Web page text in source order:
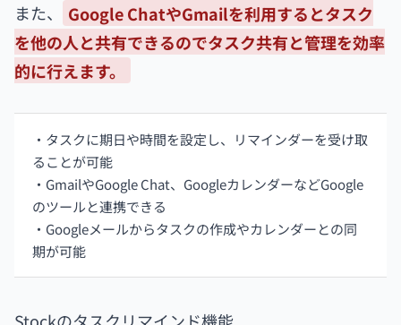
また、
Google ChatやGmailを利用するとタスク
を他の人と共有できるのでタスク共有と管理を効率
的に行えます。
・タスクに期日や時間を設定し、リマインダーを受け取
ることが可能
・GmailやGoogle Chat、GoogleカレンダーなどGoogle
のツールと連携できる
・Googleメールからタスクの作成やカレンダーとの同
期が可能